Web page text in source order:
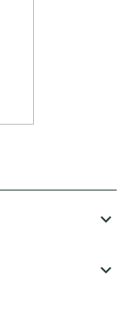

